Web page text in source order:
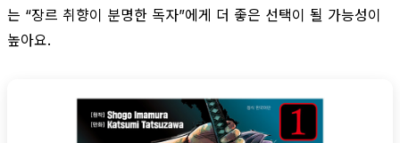
는 “장르 취향이 분명한 독자”에게 더 좋은 선택이 될 가능성이
높아요.